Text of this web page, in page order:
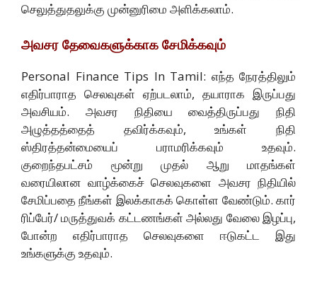
செலுத்துதலுக்கு முன்னுரிமை அளிக்கலாம்.
அவசர தேவைகளுக்காக சேமிக்கவும்
Personal Finance Tips In Tamil: எந்த நேரத்திலும்
எதிர்பாராத செலவுகள் ஏற்படலாம், தயாராக இருப்பது
அவசியம். அவசர நிதியை வைத்திருப்பது நிதி
அழுத்தத்தைத் தவிர்க்கவும், உங்கள் நிதி
ஸ்திரத்தன்மையைப் பராமரிக்கவும் உதவும்.
குறைந்தபட்சம் மூன்று முதல் ஆறு மாதங்கள்
வரையிலான வாழ்க்கைச் செலவுகளை அவசர நிதியில்
சேமிப்பதை நீங்கள் இலக்காகக் கொள்ள வேண்டும். கார்
ரிப்பேர்/ மருத்துவக் கட்டணங்கள் அல்லது வேலை இழப்பு,
போன்ற எதிர்பாராத செலவுகளை ஈடுகட்ட இது
உங்களுக்கு உதவும்.